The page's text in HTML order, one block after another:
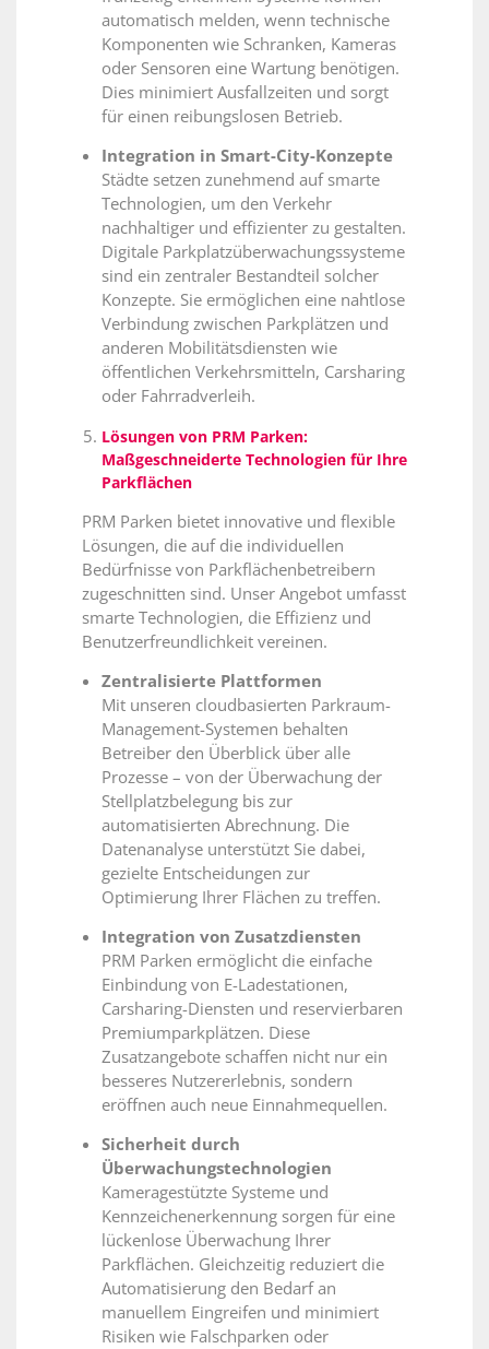
automatisch melden, wenn technische
Komponenten wie Schranken, Kameras
oder Sensoren eine Wartung benötigen.
Dies minimiert Ausfallzeiten und sorgt
für einen reibungslosen Betrieb.
Integration in Smart-City-Konzepte
Städte setzen zunehmend auf smarte
Technologien, um den Verkehr
nachhaltiger und effizienter zu gestalten.
Digitale Parkplatzüberwachungssysteme
sind ein zentraler Bestandteil solcher
Konzepte. Sie ermöglichen eine nahtlose
Verbindung zwischen Parkplätzen und
anderen Mobilitätsdiensten wie
öffentlichen Verkehrsmitteln, Carsharing
oder Fahrradverleih.
Lösungen von PRM Parken:
Maßgeschneiderte Technologien für Ihre
Parkflächen
PRM Parken bietet innovative und flexible
Lösungen, die auf die individuellen
Bedürfnisse von Parkflächenbetreibern
zugeschnitten sind. Unser Angebot umfasst
smarte Technologien, die Effizienz und
Benutzerfreundlichkeit vereinen.
Zentralisierte Plattformen
Mit unseren cloudbasierten Parkraum-
Management-Systemen behalten
Betreiber den Überblick über alle
Prozesse – von der Überwachung der
Stellplatzbelegung bis zur
automatisierten Abrechnung. Die
Datenanalyse unterstützt Sie dabei,
gezielte Entscheidungen zur
Optimierung Ihrer Flächen zu treffen.
Integration von Zusatzdiensten
PRM Parken ermöglicht die einfache
Einbindung von E-Ladestationen,
Carsharing-Diensten und reservierbaren
Premiumparkplätzen. Diese
Zusatzangebote schaffen nicht nur ein
besseres Nutzererlebnis, sondern
eröffnen auch neue Einnahmequellen.
Sicherheit durch
Überwachungstechnologien
Kameragestützte Systeme und
Kennzeichenerkennung sorgen für eine
lückenlose Überwachung Ihrer
Parkflächen. Gleichzeitig reduziert die
Automatisierung den Bedarf an
manuellem Eingreifen und minimiert
Risiken wie Falschparken oder